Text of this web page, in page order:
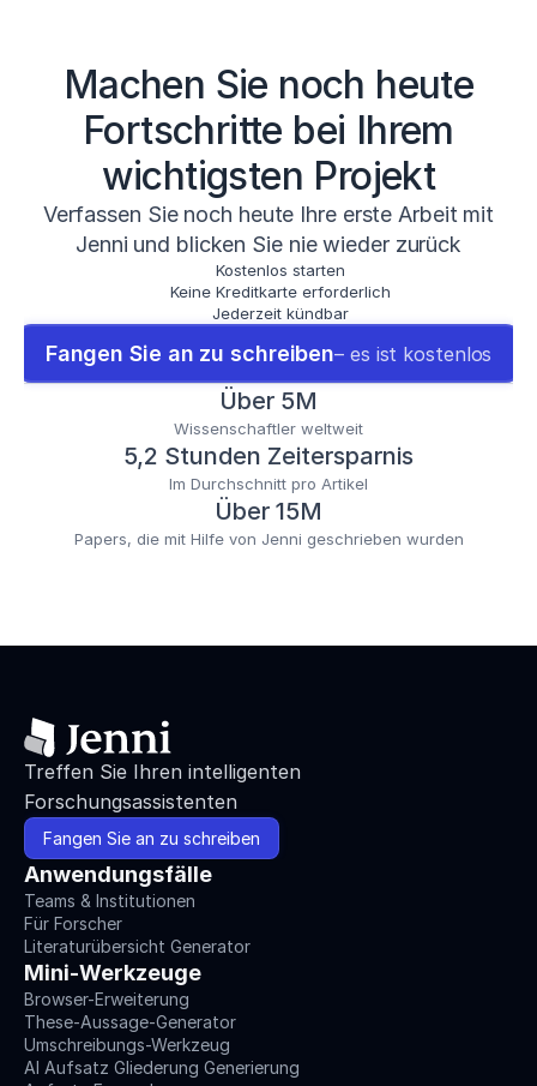
Machen Sie noch heute
Fortschritte bei Ihrem
wichtigsten Projekt
Verfassen Sie noch heute Ihre erste Arbeit mit
Jenni und blicken Sie nie wieder zurück
Kostenlos starten
Keine Kreditkarte erforderlich
Jederzeit kündbar
Fangen Sie an zu schreiben– es ist kostenlos
Über 5M
Wissenschaftler weltweit
5,2 Stunden Zeitersparnis
Im Durchschnitt pro Artikel
Über 15M
Papers, die mit Hilfe von Jenni geschrieben wurden
Treffen Sie Ihren intelligenten
Forschungsassistenten
Fangen Sie an zu schreiben
Anwendungsfälle
Teams & Institutionen
Für Forscher
Literaturübersicht Generator
Mini-Werkzeuge
Browser-Erweiterung
These-Aussage-Generator
Umschreibungs-Werkzeug
AI Aufsatz Gliederung Generierung